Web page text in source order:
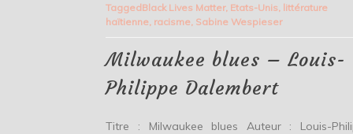
–
Louis-
Dalembert
TaggedBlack Lives Matter, Etats-Unis littérature
haïtienne racisme Sabine Wespieser
Milwaukee blues – Louis-
Philippe Dalembert
Titre : Milwaukee blues Auteur : Louis-